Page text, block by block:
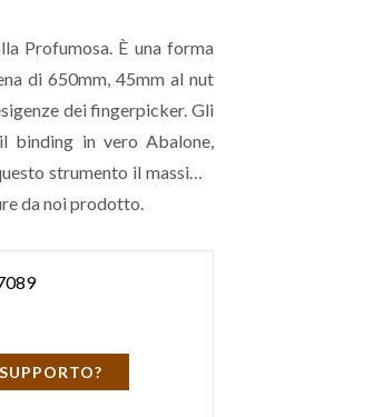
Profumosa. È una forma
di 650mm, 45mm al nut
dei fingerpicker. Gli
binding in vero Abalone,
strumento il massimo
da noi prodotto.